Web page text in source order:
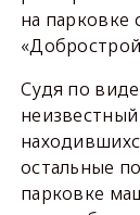
на парковке
Судя по
остальные
парковке